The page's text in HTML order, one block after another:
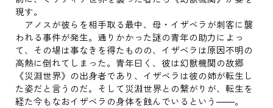
現す。
アノスが彼らを相手取る最中、母・イザベラが刺客に襲
われる事件が発生。通りかかった謎の青年の助力によっ
て、その場は事なきを得たものの、イザベラは原因不明の
高熱に倒れてしまった。青年曰く、彼は幻獣機関の故郷
《災淵世界》の出身者であり、イザベラは彼の姉が転生し
た姿だと言うのだ。そして災淵世界との繋がりが、転生を
経た今もなおイザベラの身体を蝕んでいるという――。